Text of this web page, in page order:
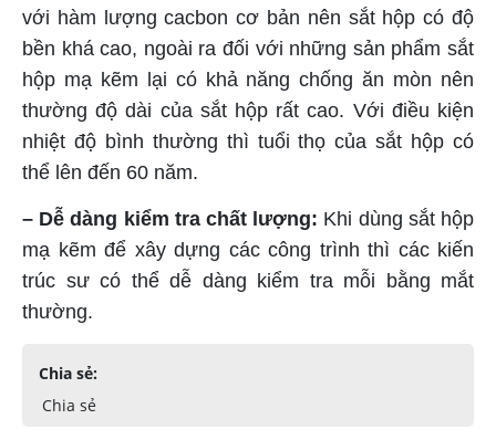
với hàm lượng cacbon cơ bản nên sắt hộp có độ
bền khá cao, ngoài ra đối với những sản phẩm sắt
hộp mạ kẽm lại có khả năng chống ăn mòn nên
thường độ dài của sắt hộp rất cao. Với điều kiện
nhiệt độ bình thường thì tuổi thọ của sắt hộp có
thể lên đến 60 năm.
– Dễ dàng kiểm tra chất lượng: Khi dùng sắt hộp
mạ kẽm để xây dựng các công trình thì các kiến
trúc sư có thể dễ dàng kiểm tra mỗi bằng mắt
thường.
Chia sẻ:
Chia sẻ